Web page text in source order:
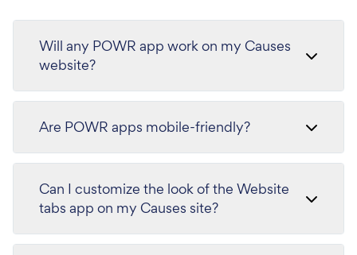
Will any POWR app work on my Causes
website?
Are POWR apps mobile-friendly?
Can I customize the look of the Website
tabs app on my Causes site?